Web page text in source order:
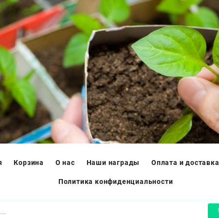
Корзина О нас Наши награды Оплата и доставка
Политика конфиденциальности